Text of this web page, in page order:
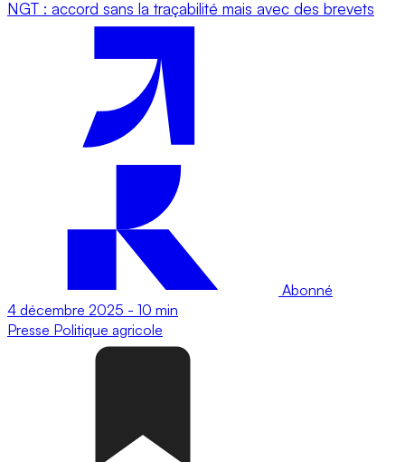
NGT : accord sans la traçabilité mais avec des brevets
Abonné
4 décembre 2025 - 10 min
Presse Politique agricole